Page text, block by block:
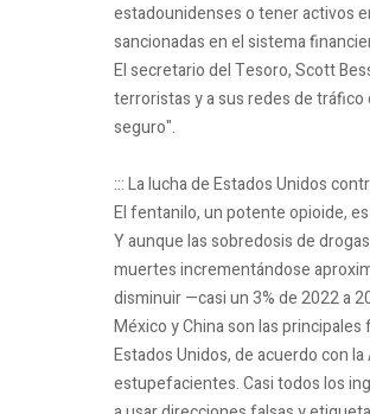
estadounidenses o tener activos
sancionadas en el sistema
El secretario del Tesoro, Scott
terroristas y a sus redes de
seguro".
::: La lucha de Estados Unidos
El fentanilo, un potente opioide,
Y aunque las sobredosis de
muertes incrementándose
disminuir —casi un 3% de 2022 a
México y China son las
Estados Unidos, de acuerdo con
estupefacientes. Casi todos los